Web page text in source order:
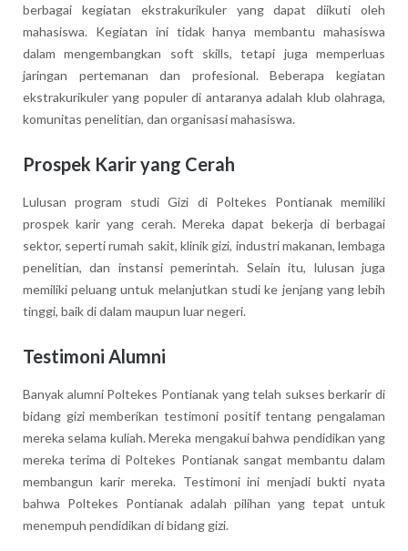
berbagai kegiatan ekstrakurikuler yang dapat diikuti oleh
mahasiswa. Kegiatan ini tidak hanya membantu mahasiswa
dalam mengembangkan soft skills, tetapi juga memperluas
jaringan pertemanan dan profesional. Beberapa kegiatan
ekstrakurikuler yang populer di antaranya adalah klub olahraga,
komunitas penelitian, dan organisasi mahasiswa.
Prospek Karir yang Cerah
Lulusan program studi Gizi di Poltekes Pontianak memiliki
prospek karir yang cerah. Mereka dapat bekerja di berbagai
sektor, seperti rumah sakit, klinik gizi, industri makanan, lembaga
penelitian, dan instansi pemerintah. Selain itu, lulusan juga
memiliki peluang untuk melanjutkan studi ke jenjang yang lebih
tinggi, baik di dalam maupun luar negeri.
Testimoni Alumni
Banyak alumni Poltekes Pontianak yang telah sukses berkarir di
bidang gizi memberikan testimoni positif tentang pengalaman
mereka selama kuliah. Mereka mengakui bahwa pendidikan yang
mereka terima di Poltekes Pontianak sangat membantu dalam
membangun karir mereka. Testimoni ini menjadi bukti nyata
bahwa Poltekes Pontianak adalah pilihan yang tepat untuk
menempuh pendidikan di bidang gizi.